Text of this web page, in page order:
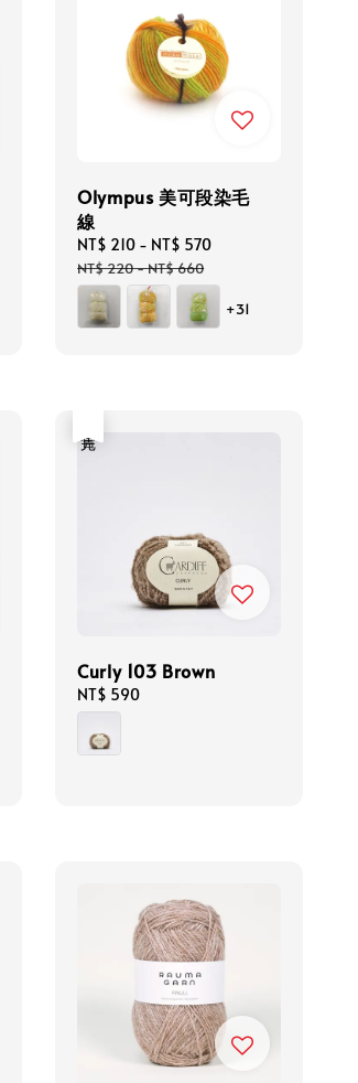
Olympus 美可段染毛
線
Sale
price
NT$ 210 - NT$ 570
NT$ 220-NT$ 660
+31
Curly 103 Brown
Regular
price
NT$ 590